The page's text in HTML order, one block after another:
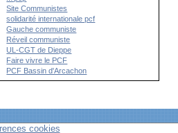
Site Communistes
solidarité internationale pcf
Gauche communiste
Réveil communiste
UL-CGT de Dieppe
Faire vivre le PCF
PCF Bassin d'Arcachon
cookies